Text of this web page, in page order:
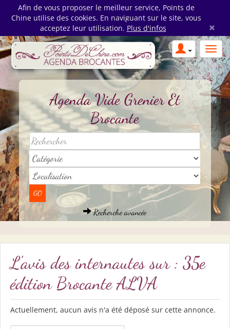
Afin de vous proposer le meilleur service, Points de
Chine utilise des cookies. En naviguant sur le site, vous
acceptez leur utilisation. Plus d'infos ×
Agenda Vide Grenier Et
Brocante
Recherche avancée
L'avis des internautes sur : 35e
édition Brocante ALVA
Actuellement, aucun avis n'a été déposé sur cette annonce.